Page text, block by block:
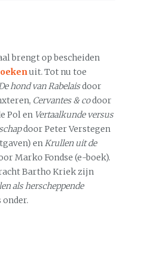
brengt op bescheiden
uit. Tot nu toe
hond van Rabelaisdoor
Cervantes & codoor
Pol en Vertaalkunde versus
door Peter Verstegen
enKrullen uit de
Marko Fondse (e-boek).
Bartho Kriek zijn
als herscheppende